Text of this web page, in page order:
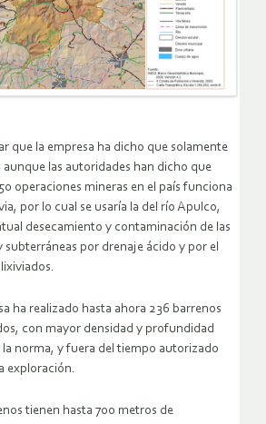
que la empresa ha dicho que solamente
aunque las autoridades han dicho que
operaciones mineras en el país funciona
por lo cual se usaría la del río Apulco,
desecamiento y contaminación de las
subterráneas por drenaje ácido y por el
ha realizado hasta ahora 236 barrenos
con mayor densidad y profundidad
norma, y fuera del tiempo autorizado
exploración.
tienen hasta 700 metros de